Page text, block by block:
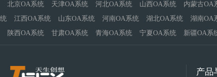
北京OA系统 天津OA系统 河北OA系统 山西OA系统
内蒙古OA
统
江西OA系统 山东OA系统 河南OA系统 湖北OA系统
湖南OA
陕西OA系统
甘肃OA系统 青海OA系统 宁夏OA系统 新疆OA系
产品